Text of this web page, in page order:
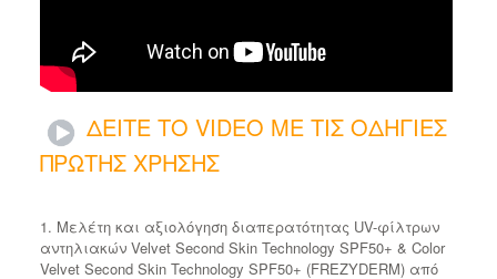
ΔΕΙΤΕ ΤΟ VIDEO ΜΕ ΤΙΣ ΟΔΗΓΙΕΣ
ΠΡΩΤΗΣ ΧΡΗΣΗΣ
1. Μελέτη και αξιολόγηση διαπερατότητας UV-φίλτρων
αντηλιακών Velvet Second Skin Technology SPF50+ & Color
Velvet Second Skin Technology SPF50+ (FREZYDERM) από